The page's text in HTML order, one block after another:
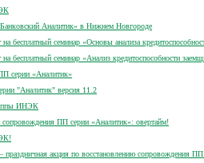
Аналитик» в Нижнем Новгороде
бесплатный семинар «Основы анализа
бесплатный семинар «Анализ кредитоспособности
серии «Аналитик»
"Аналитик" версия 11.2
ИНЭК
сопровождения ПП серии «Аналитик»: овертайм!
праздничная акция по восстановлению сопровождения